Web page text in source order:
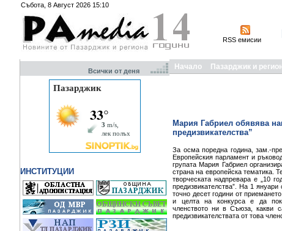
Събота, 8 Август 2026 15:10
RSS емисии
Всички от деня
ИНСТИТУЦИИ
Начало Пазарджик и
Мария Габриел обявява
предизвикателства”
За осма поредна година, зам.-
Европейския парламент и
групата Мария Габриел
страна на европейска тематика.
творческата надпревара е „10
предизвикателства”. На 1
точно десет години от
и целта на конкурса е да
членството ни в Съюза, какви
предизвикателствата от това